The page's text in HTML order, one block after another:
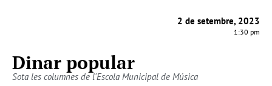
2 de setembre, 2023
1:30 pm
Dinar popular
Sota les columnes de l'Escola Municipal de Música